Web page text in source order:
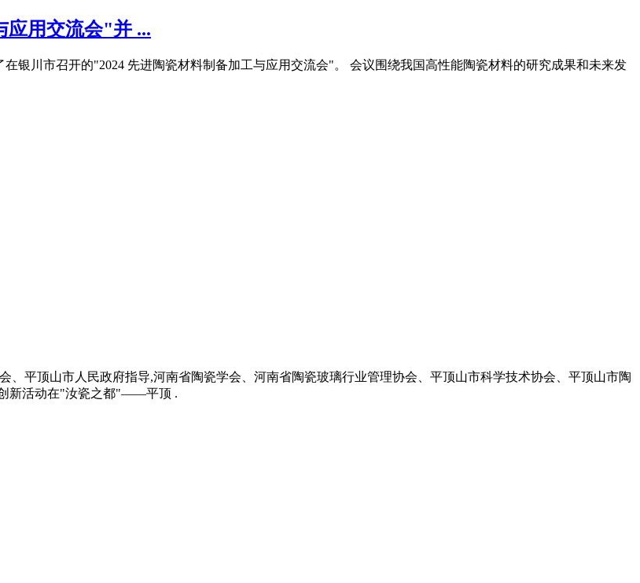
应用交流会"并 ...
银川市召开的"2024 先进陶瓷材料制备加工与应用交流会"。 会议围绕我国高性能陶瓷材料的研究成果和未来发
、平顶山市人民政府指导,河南省陶瓷学会、河南省陶瓷玻璃行业管理协会、平顶山市科学技术协会、平顶山市陶
新活动在"汝瓷之都"——平顶 .